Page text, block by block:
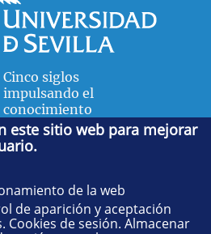
Cinco siglos
impulsando el
conocimiento
s/n. 41012 Sevilla. Tel.:
administradorfisica@us.es
- Decanato:ffisaog@us.es
este sitio web para mejorar
de la web
de aparición y aceptación
Cookies de sesión. Almacenar